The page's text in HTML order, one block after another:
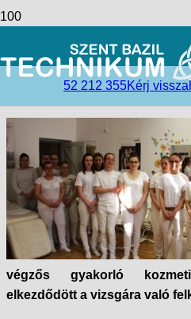
52 212 355Kérj
Beugró a
access_time2017-04-18
Hírek
végzős gyakorló
elkezdődött a vizsgára való